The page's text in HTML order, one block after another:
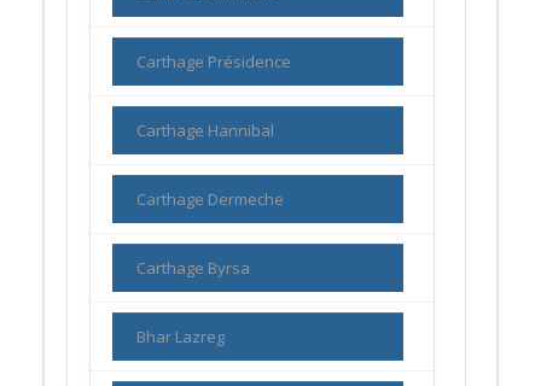
Carthage Présidence
Carthage Hannibal
Carthage Dermeche
Carthage Byrsa
Bhar Lazreg